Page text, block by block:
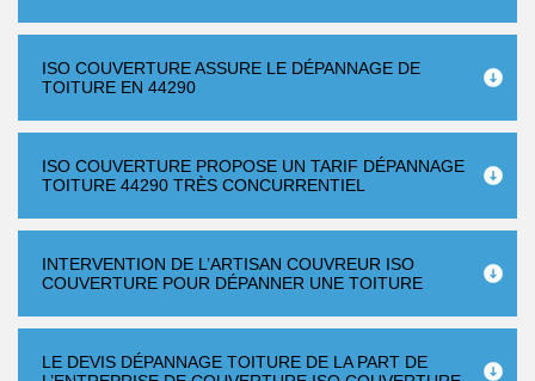
ISO COUVERTURE ASSURE LE DÉPANNAGE DE
TOITURE EN 44290
ISO COUVERTURE PROPOSE UN TARIF DÉPANNAGE
TOITURE 44290 TRÈS CONCURRENTIEL
INTERVENTION DE L’ARTISAN COUVREUR ISO
COUVERTURE POUR DÉPANNER UNE TOITURE
LE DEVIS DÉPANNAGE TOITURE DE LA PART DE